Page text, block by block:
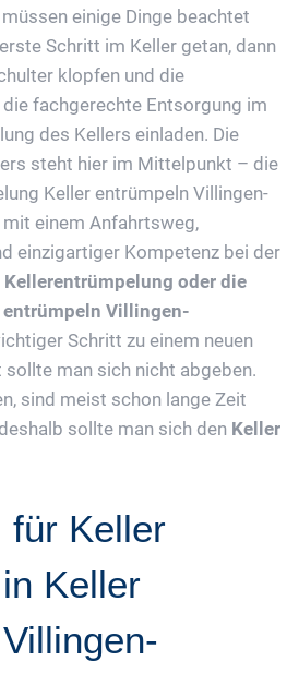
einige Dinge beachtet
Schritt im Keller getan, dann
klopfen und die
fachgerechte Entsorgung im
des Kellers einladen. Die
steht hier im Mittelpunkt – die
Keller entrümpeln Villingen-
einem Anfahrtsweg,
einzigartiger Kompetenz bei der
Kellerentrümpelung oder die
Villingen-
Schritt zu einem neuen
man sich nicht abgeben.
sind meist schon lange Zeit
sollte man sich den Keller
für Keller
Keller